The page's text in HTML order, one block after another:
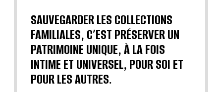
SAUVEGARDER LES COLLECTIONS
FAMILIALES, C’EST PRÉSERVER UN
PATRIMOINE UNIQUE, À LA FOIS
INTIME ET UNIVERSEL, POUR SOI ET
POUR LES AUTRES.